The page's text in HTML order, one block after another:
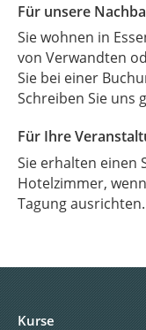
Für unsere
Sie wohnen in
von Verwandten
Sie bei einer
Schreiben Sie uns
Für Ihre
Sie erhalten einen
Hotelzimmer,
Tagung ausrichten.
Kurse